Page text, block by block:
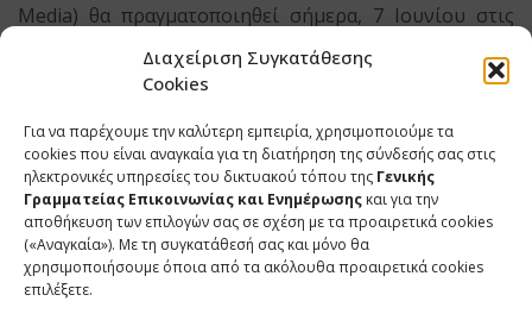
Διαχείριση Συγκατάθεσης
Cookies
Για να παρέχουμε την καλύτερη εμπειρία, χρησιμοποιούμε τα
cookies που είναι αναγκαία για τη διατήρηση της σύνδεσής σας στις
ηλεκτρονικές υπηρεσίες του δικτυακού τόπου της Γενικής
Γραμματείας Επικοινωνίας και Ενημέρωσης και για την
αποθήκευση των επιλογών σας σε σχέση με τα προαιρετικά cookies
(«Αναγκαία»). Με τη συγκατάθεσή σας και μόνο θα
χρησιμοποιήσουμε όποια από τα ακόλουθα προαιρετικά cookies
επιλέξετε.
Media) θα πραγματοποιηθεί σήμερα, 7 Ιουνίου στις
14:00, στο συνεδριακό χώρο της Γενικής Γραμματείας
Ενημέρωσης (Φραγκούδη 11 και Αλ. Πάντου,
SHARE TWEET SHARE
SHARE